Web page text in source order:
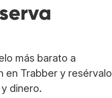
más barato a
en Trabber y resérvalo
dinero.